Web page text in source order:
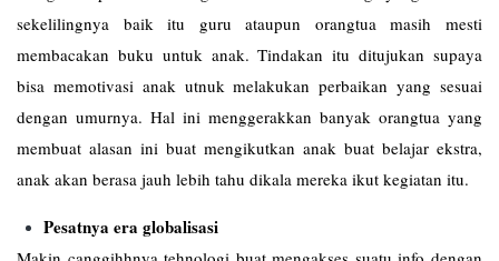
sekelilingnya baik itu guru ataupun orangtua masih mesti
membacakan buku untuk anak. Tindakan itu ditujukan supaya
bisa memotivasi anak utnuk melakukan perbaikan yang sesuai
dengan umurnya. Hal ini menggerakkan banyak orangtua yang
membuat alasan ini buat mengikutkan anak buat belajar ekstra,
anak akan berasa jauh lebih tahu dikala mereka ikut kegiatan itu.
Pesatnya era globalisasi